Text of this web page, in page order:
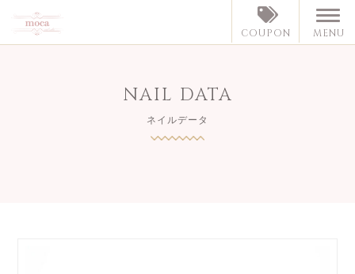
COUPON MENU
NAIL DATA
ネイルデータ